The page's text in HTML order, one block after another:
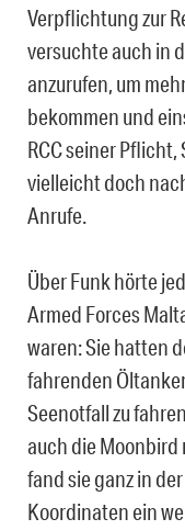
Verpflichtung zur
versuchte auch in
anzurufen, um
bekommen und
RCC seiner
vielleicht doch
Anrufe.
Über Funk hörte
Armed Forces
waren: Sie hatten
fahrenden
Seenotfall zu
auch die
fand sie ganz in
Koordinaten ein